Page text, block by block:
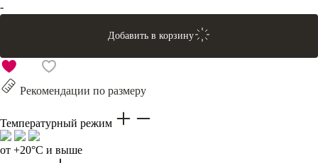
-
Добавить в корзину
Рекомендации по размеру
Температурный режим
от +20°C и выше